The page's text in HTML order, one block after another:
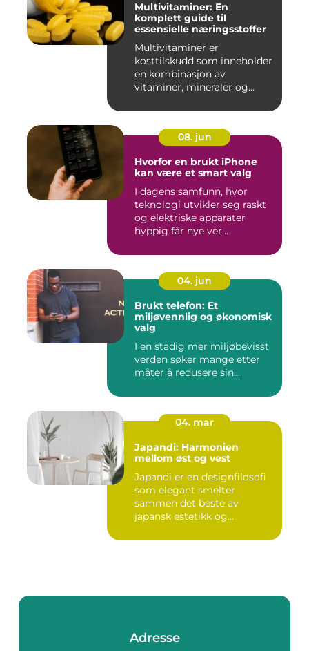
Multivitaminer: En
komplett guide til
essensielle næringsstoffer
Multivitaminer er
kosttilskudd som inneholder
en kombinasjon av
vitaminer, mineraler og
08. jun
Hvorfor en brukt iPhone
kan være et smart valg
I dagens samfunn, hvor
teknologi utvikler seg raskt
og elektriske apparater
hyppig får nye ver...
04. jun
Brukt telefon: Et
miljøvennlig og økonomisk
valg
I en stadig mer miljøbevisst
verden søker mange etter
måter å redusere sin...
04. mar
Japandi: Harmonien
mellom øst og vest
Japandi er en designfilosofi
som elegant smelter
sammen det beste av
japansk estetikk og
Adresse